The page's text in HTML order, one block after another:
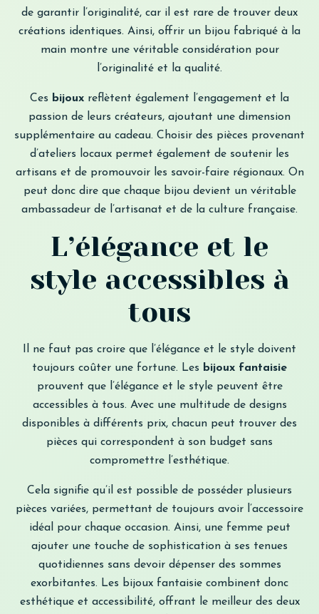
de garantir l’originalité, car il est rare de trouver deux
créations identiques. Ainsi, offrir un bijou fabriqué à la
main montre une véritable considération pour
l’originalité et la qualité.
Ces bijoux reflètent également l’engagement et la
passion de leurs créateurs, ajoutant une dimension
supplémentaire au cadeau. Choisir des pièces provenant
d’ateliers locaux permet également de soutenir les
artisans et de promouvoir les savoir-faire régionaux. On
peut donc dire que chaque bijou devient un véritable
ambassadeur de l’artisanat et de la culture française.
L’élégance et le
style accessibles à
tous
Il ne faut pas croire que l’élégance et le style doivent
toujours coûter une fortune. Les bijoux fantaisie
prouvent que l’élégance et le style peuvent être
accessibles à tous. Avec une multitude de designs
disponibles à différents prix, chacun peut trouver des
pièces qui correspondent à son budget sans
compromettre l’esthétique.
Cela signifie qu’il est possible de posséder plusieurs
pièces variées, permettant de toujours avoir l’accessoire
idéal pour chaque occasion. Ainsi, une femme peut
ajouter une touche de sophistication à ses tenues
quotidiennes sans devoir dépenser des sommes
exorbitantes. Les bijoux fantaisie combinent donc
esthétique et accessibilité, offrant le meilleur des deux